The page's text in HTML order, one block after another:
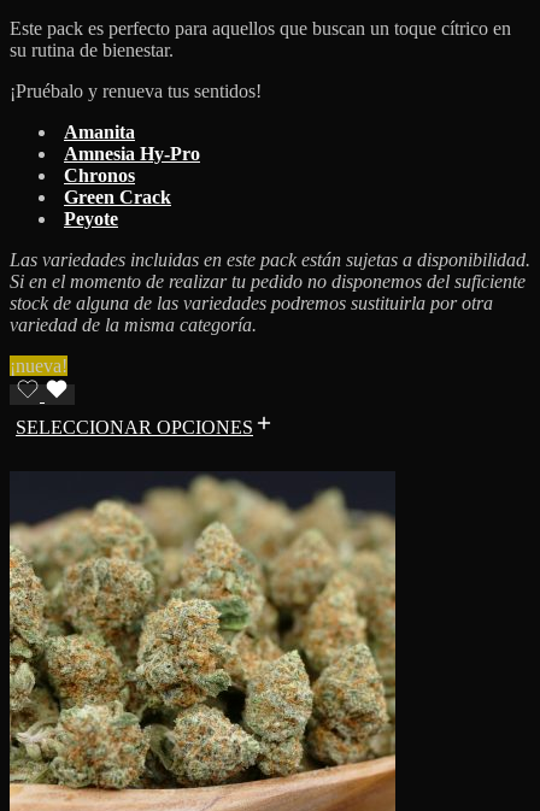
Este pack es perfecto para aquellos que buscan un toque cítrico en
su rutina de bienestar.
¡Pruébalo y renueva tus sentidos!
Amanita
Amnesia Hy-Pro
Chronos
Green Crack
Peyote
Las variedades incluidas en este pack están sujetas a disponibilidad.
Si en el momento de realizar tu pedido no disponemos del suficiente
stock de alguna de las variedades podremos sustituirla por otra
variedad de la misma categoría.
¡nueva!
SELECCIONAR OPCIONES